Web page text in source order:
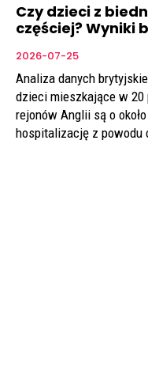
Czy dzieci z
częściej? Wyniki
2026-07-25
Analiza danych
dzieci mieszkające w
rejonów Anglii są o
hospitalizację z powodu